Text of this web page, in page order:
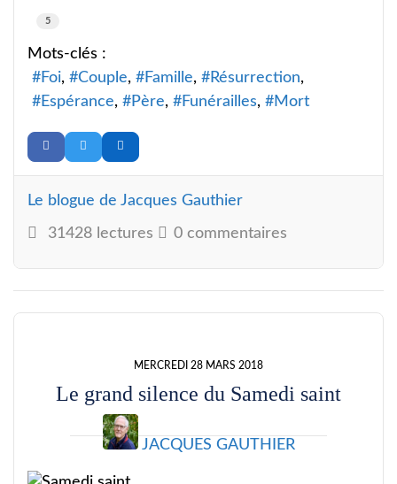
5
Mots-clés :
Foi
Couple Famille
Résurrection
Espérance
Père Funérailles Mort
Le blogue de Jacques Gauthier
31428 lectures 0 commentaires
MERCREDI 28 MARS 2018
Le grand silence du Samedi saint
JACQUES GAUTHIER